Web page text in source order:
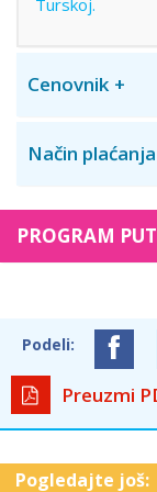
Turskoj.
Cenovnik
Način plaćanja
PROGRAM
Podeli:
Preuzmi
Pogledajte još: